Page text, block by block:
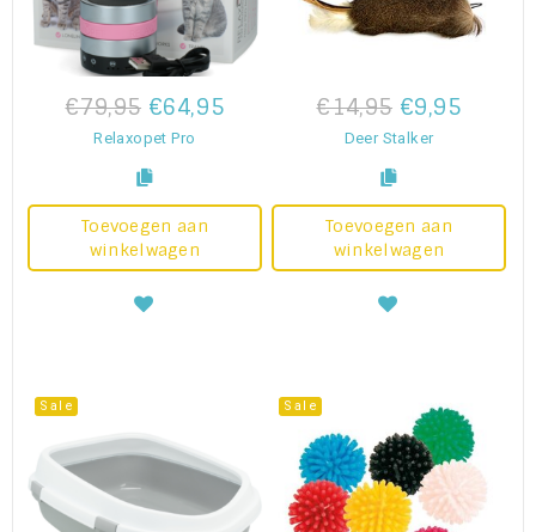
€79,95 €64,95
Relaxopet Pro
Toevoegen aan
winkelwagen
€14,95 €9,95
Deer Stalker
Toevoegen aan
winkelwagen
Sale Sale